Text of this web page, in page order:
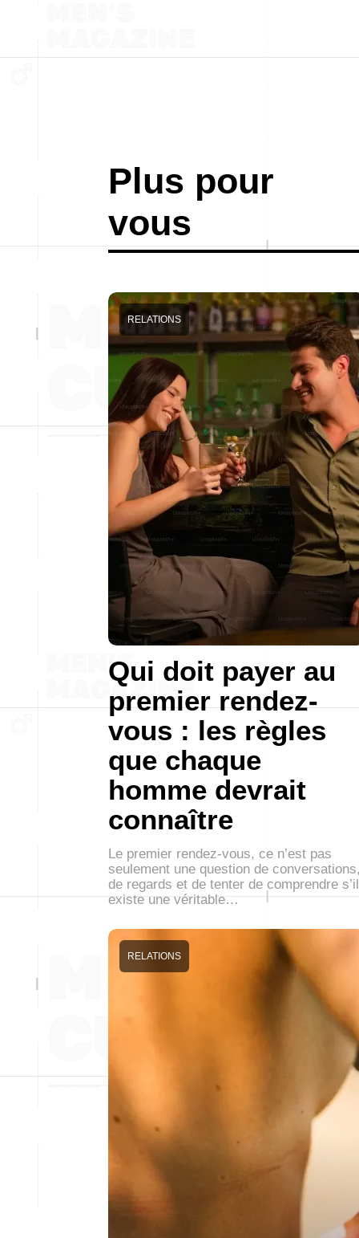
Plus pour
vous
Qui doit payer au
premier rendez-
vous : les règles
que chaque
homme devrait
connaître
RELATIONS
Le premier rendez-vous, ce n’est pas
seulement une question de
de regards et de tenter de comprendre s’il
existe une véritable…
RELATIONS